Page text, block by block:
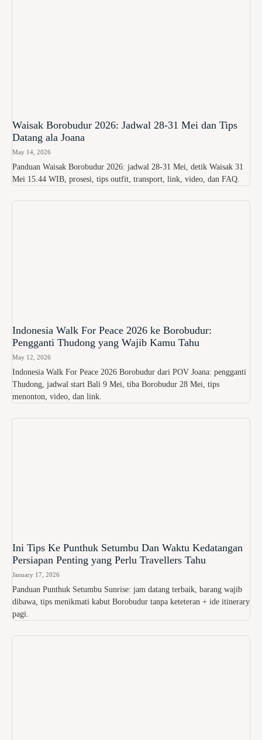
Waisak Borobudur 2026: Jadwal 28-31 Mei dan Tips
Datang ala Joana
May 14, 2026
Panduan Waisak Borobudur 2026: jadwal 28-31 Mei, detik Waisak 31
Mei 15.44 WIB, prosesi, tips outfit, transport, link, video, dan FAQ.
Indonesia Walk For Peace 2026 ke Borobudur:
Pengganti Thudong yang Wajib Kamu Tahu
May 12, 2026
Indonesia Walk For Peace 2026 Borobudur dari POV Joana: pengganti
Thudong, jadwal start Bali 9 Mei, tiba Borobudur 28 Mei, tips
menonton, video, dan link.
Ini Tips Ke Punthuk Setumbu Dan Waktu Kedatangan
Persiapan Penting yang Perlu Travellers Tahu
January 17, 2026
Panduan Punthuk Setumbu Sunrise: jam datang terbaik, barang wajib
dibawa, tips menikmati kabut Borobudur tanpa keteteran + ide itinerary
pagi.